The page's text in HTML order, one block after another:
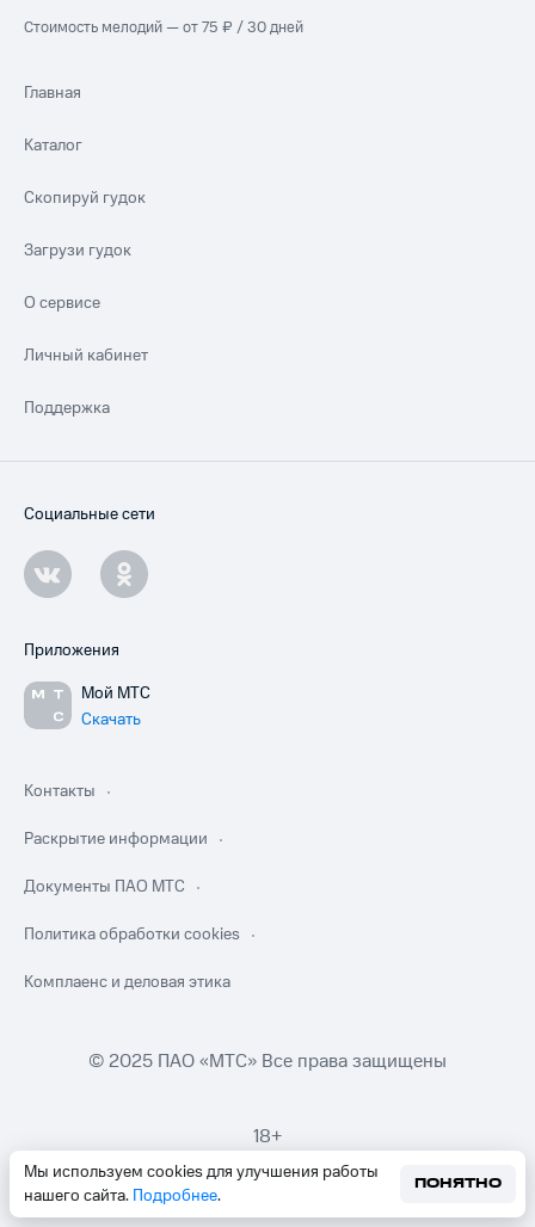
Мы используем cookies для улучшения работы
нашего сайта. Подробнее.
ПОНЯТНО
Стоимость мелодий — от 75 ₽ / 30 дней
Главная
Каталог
Скопируй гудок
Загрузи гудок
О сервисе
Личный кабинет
Поддержка
Социальные сети
Приложения
Мой МТС
Скачать
Контакты
Раскрытие информации
Документы ПАО МТС
Политика обработки cookies
Комплаенс и деловая этика
© 2025 ПАО «МТС» Все права защищены
18+